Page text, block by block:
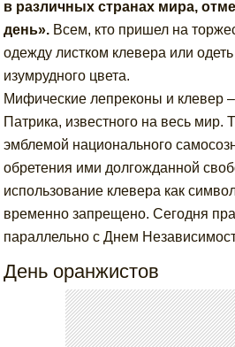
в различных странах мира,
день». Всем, кто пришел на
одежду листком клевера или
изумрудного цвета.
Мифические лепреконы и клевер
Патрика, известного на весь мир.
эмблемой национального
обретения ими долгожданной
использование клевера как
временно запрещено. Сегодня
параллельно с Днем
День оранжистов